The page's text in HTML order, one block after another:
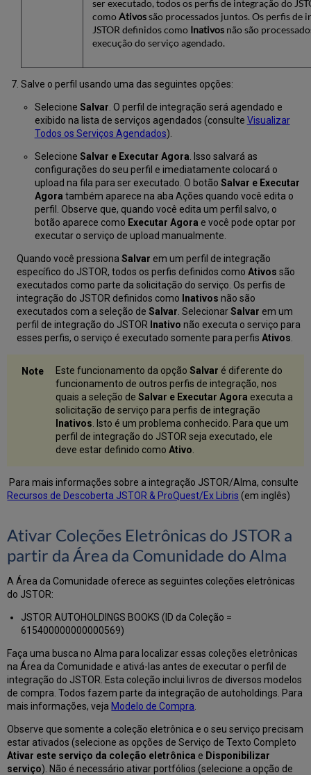
ser executado, todos os perfis de integração do
comoAtivossão processados juntos. Os perfis de
JSTOR definidos como Inativosnão são
execução do serviço agendado.
Salve o perfil usando uma das seguintes opções:
Selecione Salvar . O perfil de integração será agendado e
exibido na lista de serviços agendados (consulte Visualizar
Todos os Serviços Agendados).
Selecione Salvar e Executar Agora . Isso salvará as
configurações do seu perfil e imediatamente colocará o
upload na fila para ser executado. O botão Salvar e Executar
Agora também aparece na aba Ações quando você edita o
perfil. Observe que, quando você edita um perfil salvo, o
botão aparece como Executar Agora e você pode optar por
executar o serviço de upload manualmente.
Quando você pressionaSalvar em um perfil de integração
específico do JSTOR, todos os perfis definidos comoAtivos são
executados como parte da solicitação do serviço. Os perfis de
integração do JSTOR definidos como Inativos não são
executados com a seleção deSalvar . SelecionarSalvar em um
perfil de integração do JSTOR Inativo não executa o serviço para
esses perfis, o serviço é executado somente para perfisAtivos
Este funcionamento da opçãoSalvar é diferente do
funcionamento de outros perfis de integração, nos
quais a seleção deSalvar e Executar Agora executa a
solicitação de serviço para perfis de integração
Inativos . Isto é um problema conhecido. Para que um
perfil de integração do JSTOR seja executado, ele
deve estar definido comoAtivo
Para mais informações sobre a integração JSTOR/Alma, consulte
Recursos de Descoberta JSTOR & ProQuest/Ex Libris (em inglês)
Ativar Coleções Eletrônicas do JSTOR a
partir da Área da Comunidade do Alma
A Área da Comunidade oferece as seguintes coleções eletrônicas
do JSTOR:
JSTOR AUTOHOLDINGS BOOKS (ID da Coleção =
615400000000000569)
Faça uma busca no Alma para localizar essas coleções eletrônicas
na Área da Comunidade e ativá-las antes de executar o perfil de
integração do JSTOR. Esta coleção inclui livros de diversos modelos
de compra. Todos fazem parte da integração de autoholdings. Para
mais informações, vejaModelo de Compra
Observe que somente a coleção eletrônica e o seu serviço precisam
estar ativados (selecione as opções de Serviço de Texto Completo
Ativar este serviço da coleção eletrônica e Disponibilizar
serviço). Não é necessário ativar portfólios (selecione a opção de